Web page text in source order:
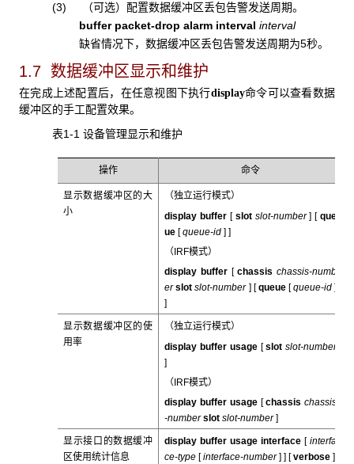
(3) （可选）配置数据缓冲区丢包告警发送周期。
buffer packet-drop alarm interval interval
缺省情况下，数据缓冲区丢包告警发送周期为5秒。
1.7 数据缓冲区显示和维护
在完成上述配置后，在任意视图下执行display命令可以查看数据
缓冲区的手工配置效果。
表1-1 设备管理显示和维护
操作 命令
显示数据缓冲区的大
小
（独立运行模式）
display buffer [ slot slot-number ] [ que
ue [ queue-id ] ]
（IRF模式）
display buffer [ chassis chassis-numb
er slot slot-number ] [ queue [ queue-id ]
]
显示数据缓冲区的使
用率
（独立运行模式）
display buffer usage [ slot slot-number
]
（IRF模式）
display buffer usage [ chassis chassis
-number slot slot-number ]
显示接口的数据缓冲
区使用统计信息
display buffer usage interface [ interfa
ce-type [interface-number] ] [verbose ]